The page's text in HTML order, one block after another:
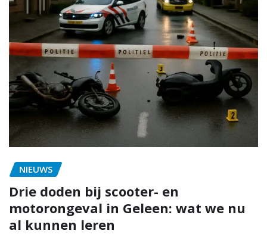
NIEUWS
Drie doden bij scooter- en
motorongeval in Geleen: wat we nu
al kunnen leren